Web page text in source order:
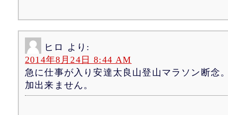
ヒロ
より:
2014年8月24日 8:44 AM
急に仕事が入り安達太良山登山マラソン断念
加出来ません。